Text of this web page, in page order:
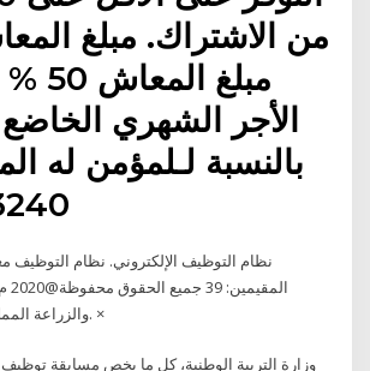
من الاشتراك. مبلغ
مبلغ
الأجر الشهري
بالنسبة لـلمؤمن له
والزراعة المملكة العربية السعودية. ×